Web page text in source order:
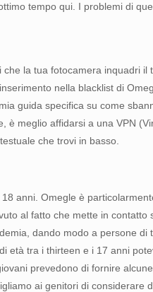
tempo qui. I problemi di
la tua fotocamera inquadri
nella blacklist di
guida specifica su come
meglio affidarsi a una VPN
che trovi in basso.
anni. Omegle è
al fatto che mette in
dando modo a persone
età tra i thirteen e i 17 anni
prevedono di fornire
ai genitori di considerare